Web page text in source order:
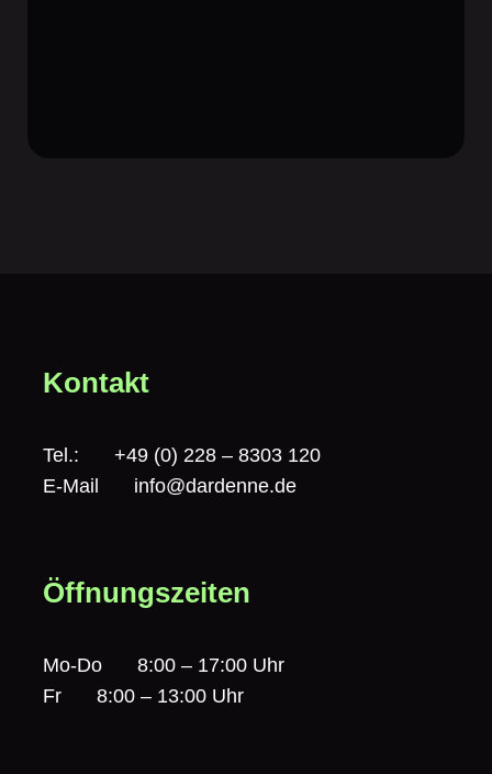
Kontakt
Tel.:
+49 (0) 228 – 8303 120
E-Mail
info@dardenne.de
Öffnungszeiten
Mo-Do
8:00 – 17:00 Uhr
Fr
8:00 – 13:00 Uhr